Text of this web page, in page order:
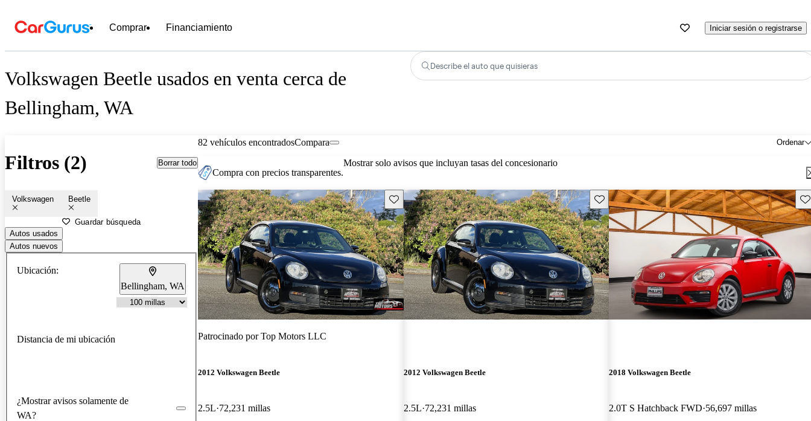
Comprar Financiamiento Iniciar sesión o registrarse
Volkswagen Beetle usados en venta cerca de
Bellingham, WA
Describe el auto que quisieras
Filtros (2) Borrar todo
Volkswagen Beetle
Guardar búsqueda
Autos usados
Autos nuevos
Ubicación:
Bellingham, WA
Distancia de mi ubicación
¿Mostrar avisos solamente de
WA?
82 vehículos encontrados Ordenar
Compara
Compra con precios transparentes.
Mostrar solo avisos que incluyan tasas del concesionario
Guarda este Aviso
Patrocinado porTop Motors LLC
2012 Volkswagen Beetle
2.5L 72,231 millas
Guarda este Aviso
2012 Volkswagen Beetle
2.5L 72,231 millas
2018 Volkswagen Beetle
2.0T S Hatchback FWD 56,697 millas